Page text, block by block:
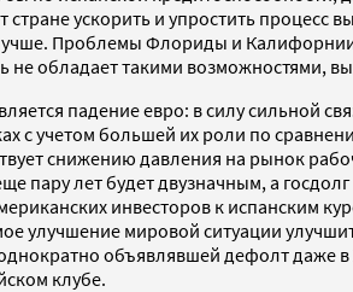
ускорить и упростить
Проблемы Флориды и
не обладает такими возможностями,
падение евро: в силу сильной
с учетом большей их роли по
снижению давления на рынок
пару лет будет двузначным, а
инвесторов к испанским
улучшение мировой ситуации
объявлявшей дефолт даже
клубе.